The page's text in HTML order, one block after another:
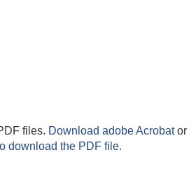
files. Download adobe Acrobator
download the PDF file.